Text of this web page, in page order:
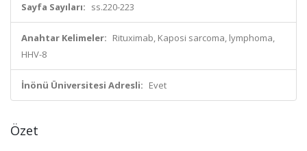
Sayfa Sayıları: ss.220-223
Anahtar Kelimeler: Rituximab, Kaposi sarcoma, lymphoma,
HHV-8
İnönü Üniversitesi Adresli: Evet
Özet